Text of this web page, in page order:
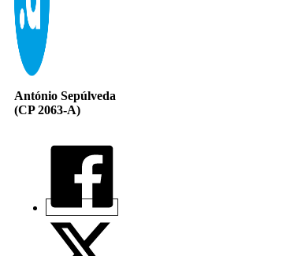
António Sepúlveda
(CP 2063-A)